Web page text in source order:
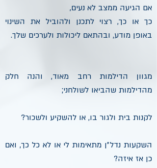
אם הגיעה ממצב לא נעים,
כך או כך, רצוי לתכנן ולהוביל את השינוי
באופן מודע, ובהתאם ליכולות ולערכים שלך.
מגוון הדילמות רחב מאוד, והנה חלק
מהדילמות שהביאו לשולחני;
לקנות בית ולגור בו, או להשקיע ולשכור?
השקעות נדל״ן מתאימות לי או לא כל כך, ואם
כן אז איזה?